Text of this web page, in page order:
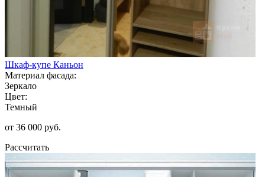
Шкаф-купе Каньон
Материал фасада:
Зеркало
Цвет:
Темный
от 36 000 руб.
Рассчитать